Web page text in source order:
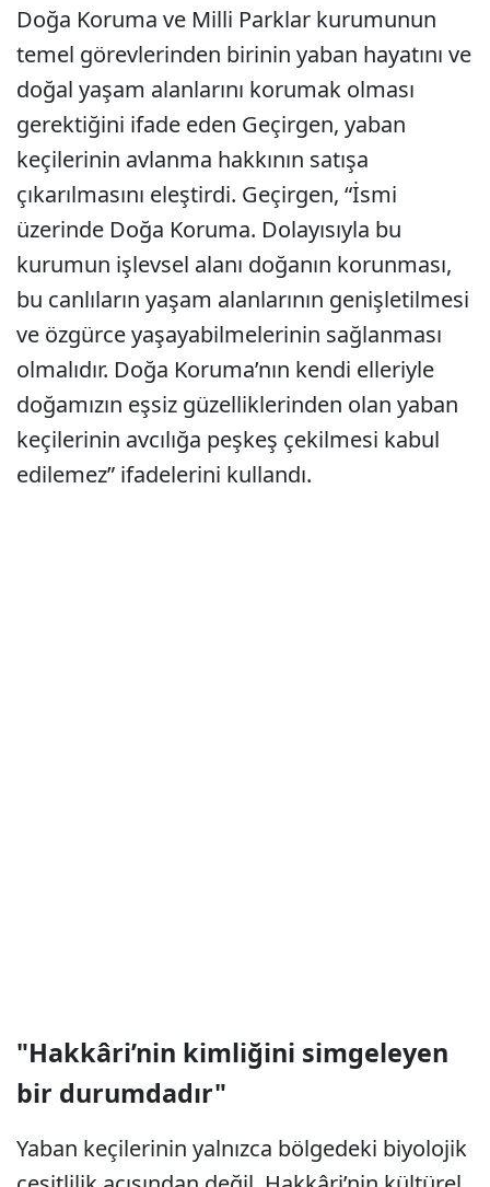
Doğa Koruma ve Milli Parklar kurumunun
temel görevlerinden birinin yaban hayatını ve
doğal yaşam alanlarını korumak olması
gerektiğini ifade eden Geçirgen, yaban
keçilerinin avlanma hakkının satışa
çıkarılmasını eleştirdi. Geçirgen, “İsmi
üzerinde Doğa Koruma. Dolayısıyla bu
kurumun işlevsel alanı doğanın korunması,
bu canlıların yaşam alanlarının genişletilmesi
ve özgürce yaşayabilmelerinin sağlanması
olmalıdır. Doğa Koruma’nın kendi elleriyle
doğamızın eşsiz güzelliklerinden olan yaban
keçilerinin avcılığa peşkeş çekilmesi kabul
edilemez” ifadelerini kullandı.
"Hakkâri’nin kimliğini simgeleyen
bir durumdadır"
Yaban keçilerinin yalnızca bölgedeki biyolojik